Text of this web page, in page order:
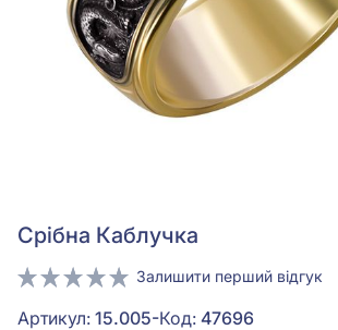
Срiбна Каблучка
Залишити перший відгук
Артикул: 15.005-Код: 47696